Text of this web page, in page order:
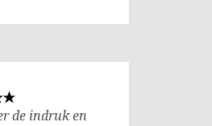
de indruk en